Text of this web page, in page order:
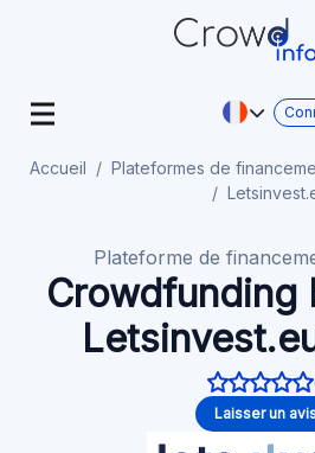
Accueil Plateformes de
Plateforme de
Crowdfunding
Laisser un